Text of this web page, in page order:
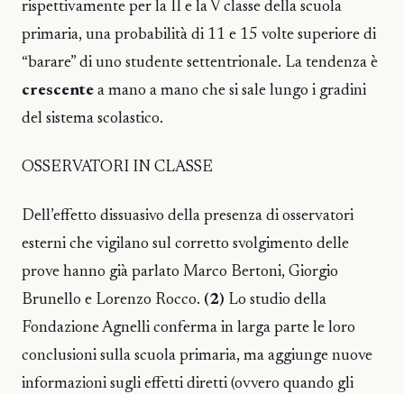
rispettivamente per la II e la V classe della scuola
primaria, una probabilità di 11 e 15 volte superiore di
“barare” di uno studente settentrionale. La tendenza è
crescente a mano a mano che si sale lungo i gradini
del sistema scolastico.
OSSERVATORI IN CLASSE
Dell’effetto dissuasivo della presenza di osservatori
esterni che vigilano sul corretto svolgimento delle
prove hanno già parlato Marco Bertoni, Giorgio
Brunello e Lorenzo Rocco. (2) Lo studio della
Fondazione Agnelli conferma in larga parte le loro
conclusioni sulla scuola primaria, ma aggiunge nuove
informazioni sugli effetti diretti (ovvero quando gli